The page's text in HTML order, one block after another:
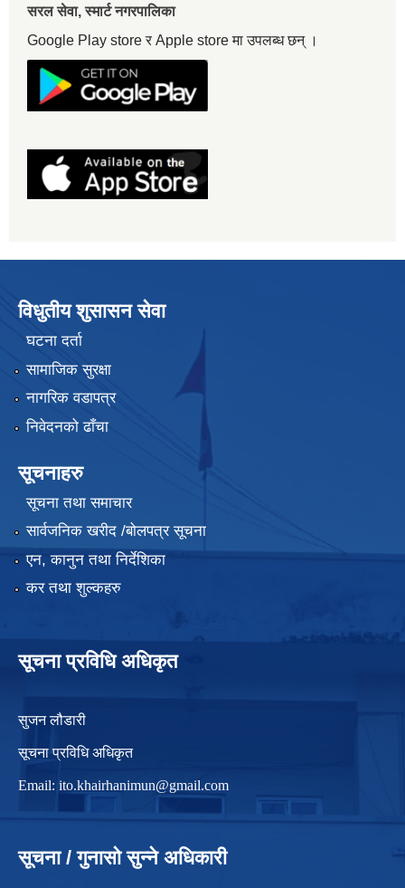
सरल सेवा, स्मार्ट नगरपालिका
Google Play store र Apple store मा उपलब्ध छन् ।
विधुतीय शुसासन सेवा
घटना दर्ता
सामाजिक सुरक्षा
नागरिक वडापत्र
निवेदनको ढाँचा
सूचनाहरु
सूचना तथा समाचार
सार्वजनिक खरीद /बोलपत्र सूचना
एन, कानुन तथा निर्देशिका
कर तथा शुल्कहरु
सूचना प्रविधि अधिकृत
सुजन लौडारी
सूचना प्रविधि अधिकृत
Email: ito.khairhanimun@gmail.com
सूचना / गुनासो सुन्ने अधिकारी